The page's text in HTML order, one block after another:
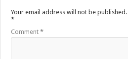
Your email address will not be published.
*
Comment*